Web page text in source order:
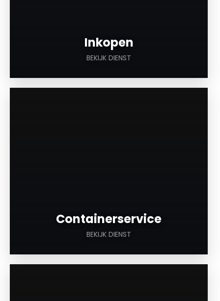
Inkopen
BEKIJK DIENST
Containerservice
BEKIJK DIENST